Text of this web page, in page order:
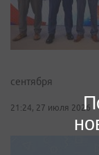
сентября
21:24, 27 июля 2026